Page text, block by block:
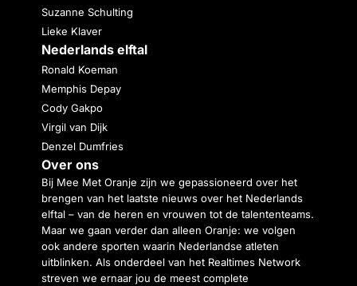
Suzanne Schulting
Lieke Klaver
Nederlands elftal
Ronald Koeman
Memphis Depay
Cody Gakpo
Virgil van Dijk
Denzel Dumfries
Over ons
Bij Mee Met Oranje zijn we gepassioneerd over het
brengen van het laatste nieuws over het Nederlands
elftal – van de heren en vrouwen tot de talententeams.
Maar we gaan verder dan alleen Oranje: we volgen
ook andere sporten waarin Nederlandse atleten
uitblinken. Als onderdeel van het Realtimes Network
streven we ernaar jou de meest complete